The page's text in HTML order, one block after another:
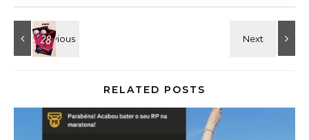
RELATED POSTS